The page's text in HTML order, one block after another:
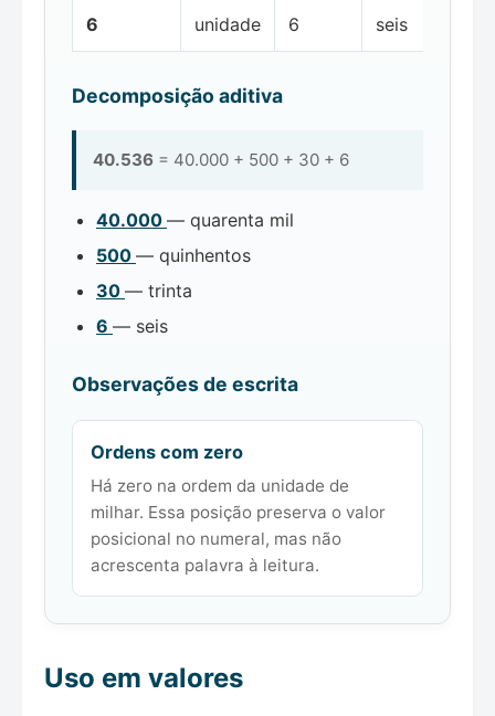
6 unidade 6 seis
Decomposição aditiva
40.536 = 40.000 + 500 + 30 + 6
40.000 — quarenta mil
500 — quinhentos
30 — trinta
6 — seis
Observações de escrita
Ordens com zero
Há zero na ordem da unidade de
milhar. Essa posição preserva o valor
posicional no numeral, mas não
acrescenta palavra à leitura.
Uso em valores